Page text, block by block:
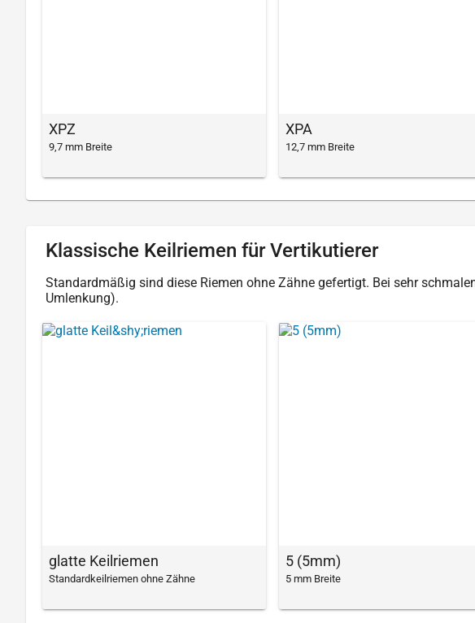
XPZ
9,7 mm Breite
XPA
12,7 mm Breite
Klassische Keilriemen für Vertikutierer
Standardmäßig sind diese Riemen ohne Zähne gefertigt. Bei sehr
Umlenkung).
glatte Keil­riemen
Standardkeilriemen ohne Zähne
5 (5mm)
5 mm Breite